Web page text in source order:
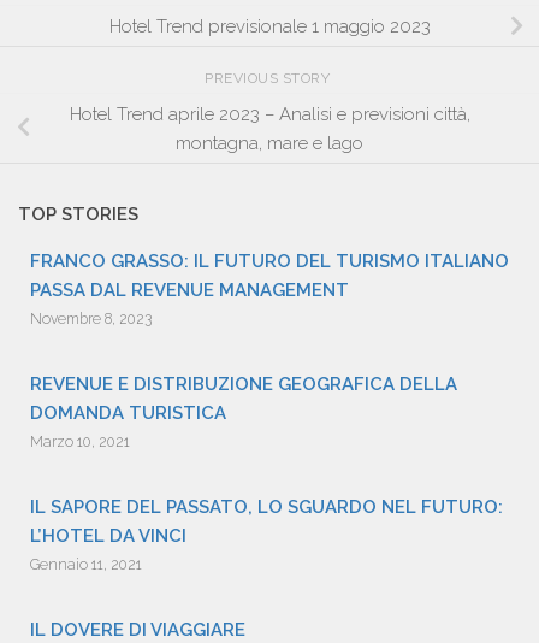
Hotel Trend previsionale 1 maggio 2023
PREVIOUS STORY
Hotel Trend aprile 2023 – Analisi e previsioni città,
montagna, mare e lago
TOP STORIES
FRANCO GRASSO: IL FUTURO DEL TURISMO ITALIANO
PASSA DAL REVENUE MANAGEMENT
Novembre 8, 2023
REVENUE E DISTRIBUZIONE GEOGRAFICA DELLA
DOMANDA TURISTICA
Marzo 10, 2021
IL SAPORE DEL PASSATO, LO SGUARDO NEL FUTURO:
L’HOTEL DA VINCI
Gennaio 11, 2021
IL DOVERE DI VIAGGIARE